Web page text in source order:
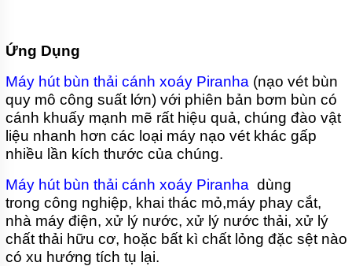
Ứng Dụng
Máy hút bùn thải cánh xoáy Piranha (nạo vét bùn
quy mô công suất lớn) với phiên bản bơm bùn có
cánh khuấy mạnh mẽ rất hiệu quả, chúng đào vật
liệu nhanh hơn các loại máy nạo vét khác gấp
nhiều lần kích thước của chúng.
Máy hút bùn thải cánh xoáy Piranha dùng
trong công nghiệp, khai thác mỏ,máy phay cắt,
nhà máy điện, xử lý nước, xử lý nước thải, xử lý
chất thải hữu cơ, hoặc bất kì chất lỏng đặc sệt nào
có xu hướng tích tụ lại.